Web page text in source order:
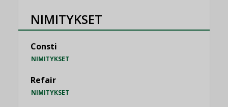
NIMITYKSET
Consti
NIMITYKSET
Refair
NIMITYKSET